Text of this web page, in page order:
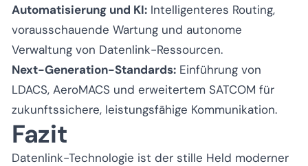
Automatisierung und KI: Intelligenteres Routing,
vorausschauende Wartung und autonome
Verwaltung von Datenlink-Ressourcen.
Next-Generation-Standards: Einführung von
LDACS, AeroMACS und erweitertem SATCOM für
zukunftssichere, leistungsfähige Kommunikation.
Fazit
Datenlink-Technologie ist der stille Held moderner